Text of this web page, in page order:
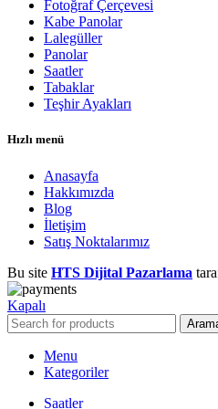
Fotoğraf Çerçevesi
Kabe Panolar
Lalegüller
Panolar
Saatler
Tabaklar
Teşhir Ayakları
Hızlı menü
Anasayfa
Hakkımızda
Blog
İletişim
Satış Noktalarımız
Bu site HTS Dijital Pazarlama
Kapalı
Menu
Kategoriler
Saatler